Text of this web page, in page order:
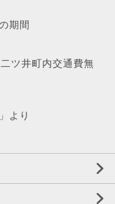
期間
ツ井町内交通費無
より